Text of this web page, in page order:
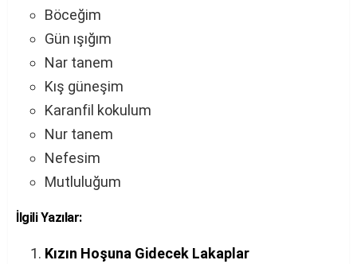
Böceğim
Gün ışığım
Nar tanem
Kış güneşim
Karanfil kokulum
Nur tanem
Nefesim
Mutluluğum
İlgili Yazılar:
Kızın Hoşuna Gidecek Lakaplar